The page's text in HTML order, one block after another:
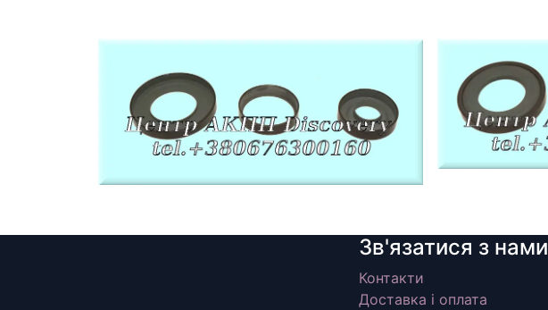
Зв'язатися з нами
Контакти
Доставка і оплата